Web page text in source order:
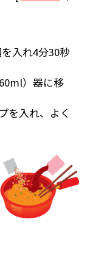
入れ4分30秒
）器に移
を入れ、よく